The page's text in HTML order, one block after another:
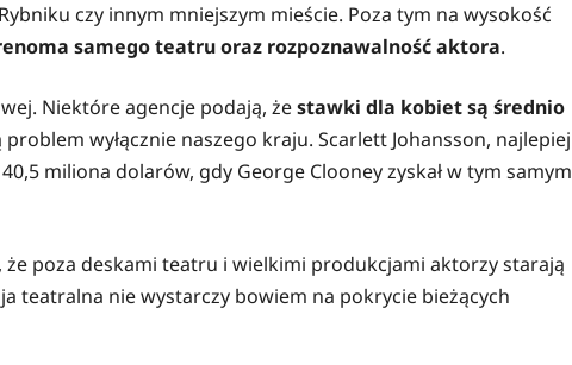
czy innym mniejszym mieście. Poza tym na wysokość
samego teatru oraz rozpoznawalność aktora.
Niektóre agencje podają, żestawki dla kobiet są średnio
wyłącznie naszego kraju. Scarlett Johansson, najlepiej
miliona dolarów, gdy George Clooney zyskał w tym samym
poza deskami teatru i wielkimi produkcjami aktorzy starają
teatralna nie wystarczy bowiem na pokrycie bieżących